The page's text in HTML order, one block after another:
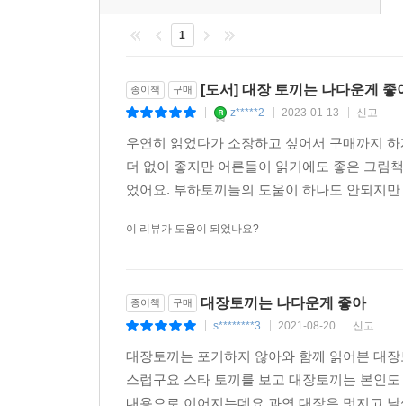
1
종이책 구매 [도서] 대장 토끼는 나다운게 좋
z*****2 2023-01-13 신고
우연히 읽었다가 소장하고 싶어서 구매까지
더 없이 좋지만 어른들이 읽기에도 좋은 그림
었어요. 부하토끼들의 도움이 하나도 안되지
이 리뷰가 도움이 되었나요?
종이책 구매 대장토끼는 나다운게 좋아
s********3 2021-08-20 신고
대장토끼는 포기하지 않아와 함께 읽어본 대
스럽구요 스타 토끼를 보고 대장토끼는 본인
내용으로 이어지는데요 과연 대장은 멋지고